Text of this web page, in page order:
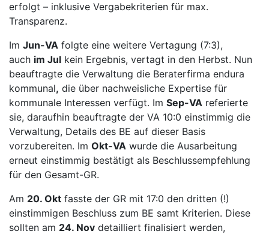
erfolgt – inklusive Vergabekriterien für max.
Transparenz.
Im Jun-VA folgte eine weitere Vertagung (7:3),
auch im Jul kein Ergebnis, vertagt in den Herbst. Nun
beauftragte die Verwaltung die Beraterfirma endura
kommunal, die über nachweisliche Expertise für
kommunale Interessen verfügt. Im Sep-VA referierte
sie, daraufhin beauftragte der VA 10:0 einstimmig die
Verwaltung, Details des BE auf dieser Basis
vorzubereiten. Im Okt-VA wurde die Ausarbeitung
erneut einstimmig bestätigt als Beschlussempfehlung
für den Gesamt-GR.
Am 20. Okt fasste der GR mit 17:0 den dritten (!)
einstimmigen Beschluss zum BE samt Kriterien. Diese
sollten am 24. Nov detailliert finalisiert werden,